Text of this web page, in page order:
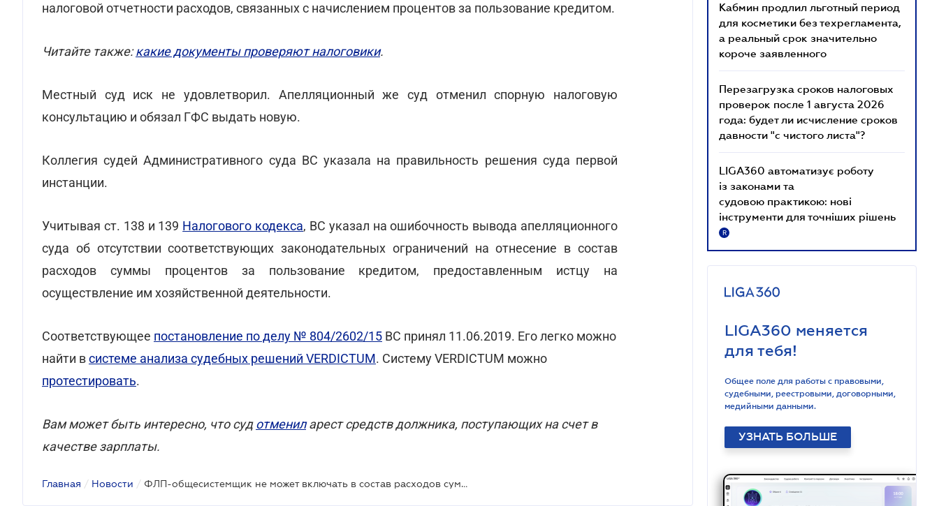
налоговой отчетности расходов, связанных с начислением процентов за пользование кредитом.
Читайте также:какие документы проверяют налоговики.
Местный суд иск не удовлетворил. Апелляционный же суд отменил спорную налоговую
консультацию и обязал ГФС выдать новую.
Коллегия судей Административного суда ВС указала на правильность решения суда первой
инстанции.
Учитывая ст. 138 и 139 Налогового кодекса, ВС указал на ошибочность вывода апелляционного
суда об отсутствии соответствующих законодательных ограничений на отнесение в состав
расходов суммы процентов за пользование кредитом, предоставленным истцу на
осуществление им хозяйственной деятельности.
Соответствующее постановление по делу № 804/2602/15 ВС принял 11.06.2019. Его легко можно
найти всистеме анализа судебных решений VERDICTUM. Систему VERDICTUM можно
протестировать.
Вам может быть интересно, что судотмениларест средств должника, поступающих на счет в
качестве зарплаты.
Главная / Новости / ФЛП-общесистемщик не может включать в состав расходов суммы погашения кредита
Кабмин продлил льготный период
для косметики без техрегламента,
а реальный срок значительно
короче заявленного
Перезагрузка сроков налоговых
проверок после 1 августа 2026
года: будет ли исчисление сроков
давности "с чистого листа"?
LIGA360 автоматизує роботу
із законами та
судовою практикою: нові
інструменти для точніших рішень
R
LIGA360 меняется
для тебя!
Общее поле для работы с правовыми,
судебными, реестровыми, договорными,
медийными данными.
УЗНАТЬ БОЛЬШЕ